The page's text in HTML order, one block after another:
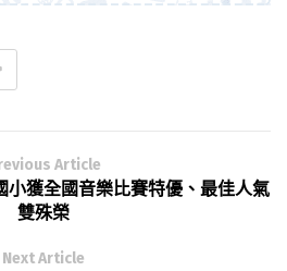
Article
小獲全國音樂比賽特優、最佳人氣
雙殊榮
Next Article